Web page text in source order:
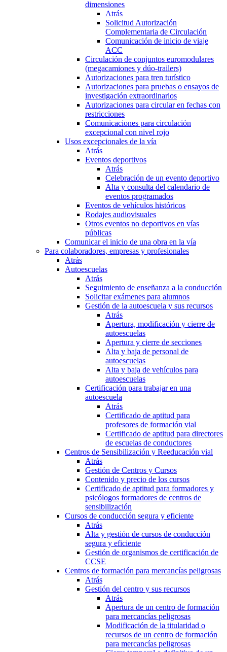
dimensiones
Atrás
Solicitud Autorización
Complementaria de Circulación
Comunicación de inicio de viaje
ACC
Circulación de conjuntos euromodulares
(megacamiones y dúo-trailers)
Autorizaciones para tren turístico
Autorizaciones para pruebas o ensayos de
investigación extraordinarios
Autorizaciones para circular en fechas con
restricciones
Comunicaciones para circulación
excepcional con nivel rojo
Usos excepcionales de la vía
Atrás
Eventos deportivos
Atrás
Celebración de un evento deportivo
Alta y consulta del calendario de
eventos programados
Eventos de vehículos históricos
Rodajes audiovisuales
Otros eventos no deportivos en vías
públicas
Comunicar el inicio de una obra en la vía
Para colaboradores, empresas y profesionales
Atrás
Autoescuelas
Atrás
Seguimiento de enseñanza a la conducción
Solicitar exámenes para alumnos
Gestión de la autoescuela y sus recursos
Atrás
Apertura, modificación y cierre de
autoescuelas
Apertura y cierre de secciones
Alta y baja de personal de
autoescuelas
Alta y baja de vehículos para
autoescuelas
Certificación para trabajar en una
autoescuela
Atrás
Certificado de aptitud para
profesores de formación vial
Certificado de aptitud para directores
de escuelas de conductores
Centros de Sensibilización y Reeducación vial
Atrás
Gestión de Centros y Cursos
Contenido y precio de los cursos
Certificado de aptitud para formadores y
psicólogos formadores de centros de
sensibilización
Cursos de conducción segura y eficiente
Atrás
Alta y gestión de cursos de conducción
segura y eficiente
Gestión de organismos de certificación de
CCSE
Centros de formación para mercancías peligrosas
Atrás
Gestión del centro y sus recursos
Atrás
Apertura de un centro de formación
para mercancías peligrosas
Modificación de la titularidad o
recursos de un centro de formación
para mercancías peligrosas